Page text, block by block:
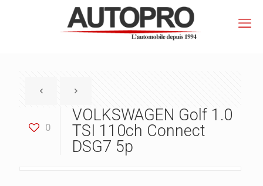
0
VOLKSWAGEN Golf 1.0
TSI 110ch Connect
DSG7 5p